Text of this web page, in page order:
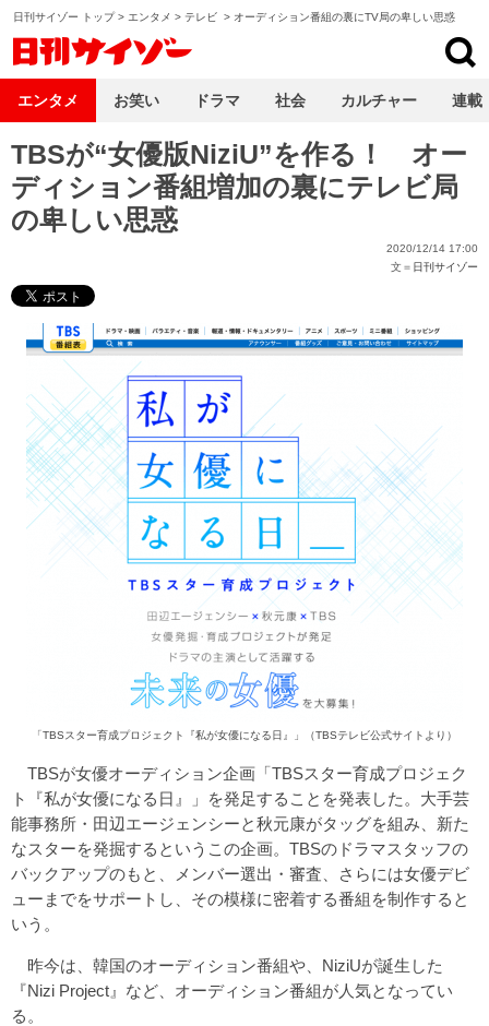
日刊サイゾー トップ> エンタメ > テレビ > オーディション番組の裏にTV局の卑しい思惑
TBSが“女優版NiziU”を作る！ オー
ディション番組増加の裏にテレビ局
の卑しい思惑
2020/12/14 17:00
文＝ 日刊サイゾー
「TBSスター育成プロジェクト『私が女優になる日』」（TBSテレビ公式サイトより）
TBSが女優オーディション企画「TBSスター育成プロジェク
ト『私が女優になる日』」を発足することを発表した。大手芸
能事務所・田辺エージェンシーと秋元康がタッグを組み、新た
なスターを発掘するというこの企画。TBSのドラマスタッフの
バックアップのもと、メンバー選出・審査、さらには女優デビ
ューまでをサポートし、その模様に密着する番組を制作すると
いう。
昨今は、韓国のオーディション番組や、NiziUが誕生した
『Nizi Project』など、オーディション番組が人気となってい
る。
エンタメ お笑い ドラマ 社会 カルチャー 連載